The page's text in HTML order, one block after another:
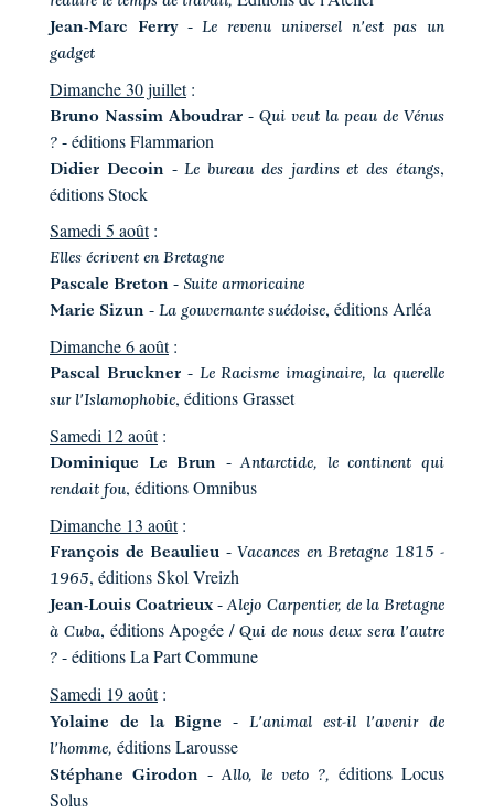
Jean-Marc Ferry- Le revenu universel n'est pas un
gadget
Dimanche 30 juillet:
Bruno Nassim Aboudrar - Qui veut la peau de Vénus
? - éditions Flammarion
Didier Decoin - Le bureau des jardins et des étangs,
éditions Stock
Samedi 5 août:
Elles écrivent en Bretagne
Pascale Breton - Suite armoricaine
Marie Sizun - La gouvernante suédoise, éditions Arléa
Dimanche 6 août:
Pascal Bruckner- Le Racisme imaginaire, la querelle
sur l'Islamophobie, éditions Grasset
Samedi 12 août:
Dominique Le Brun - Antarctide, le continent qui
rendait fou, éditions Omnibus
Dimanche 13 août:
François de Beaulieu - Vacances en Bretagne 1815 -
1965, éditions Skol Vreizh
Jean-Louis Coatrieux - Alejo Carpentier, de la Bretagne
à Cuba, éditions Apogée /Qui de nous deux sera l'autre
? - éditions La Part Commune
Samedi 19 août:
Yolaine de la Bigne - L'animal est-il l'avenir de
l'homme, éditions Larousse
Stéphane Girodon - Allo, le veto ?, éditions Locus
Solus